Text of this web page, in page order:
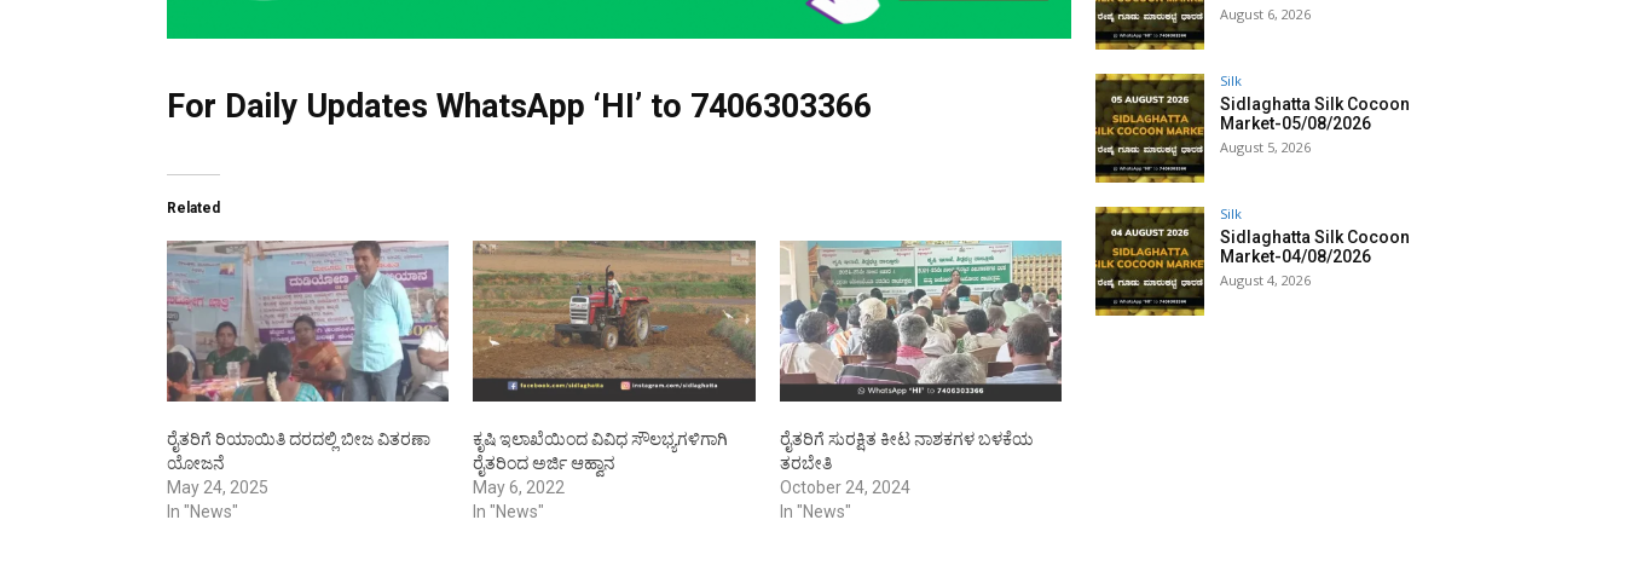
For Daily Updates WhatsApp ‘HI’ to 7406303366
Related
ರೈತರಿಗೆ ರಿಯಾಯಿತಿ ದರದಲ್ಲಿ ಬೀಜ ವಿತರಣಾ
ಯೋಜನೆ
May 24, 2025
In "News"
ಕೃಷಿ ಇಲಾಖೆಯಿಂದ ವಿವಿಧ ಸೌಲಭ್ಯಗಳಿಗಾಗಿ
ರೈತರಿಂದ ಅರ್ಜಿ ಆಹ್ವಾನ
May 6, 2022
In "News"
ರೈತರಿಗೆ ಸುರಕ್ಷಿತ ಕೀಟ ನಾಶಕಗಳ ಬಳಕೆಯ
ತರಬೇತಿ
October 24, 2024
In "News"
August 6, 2026
Silk
Sidlaghatta Silk Cocoon
Market-05/08/2026
August 5, 2026
Silk
Sidlaghatta Silk Cocoon
Market-04/08/2026
August 4, 2026